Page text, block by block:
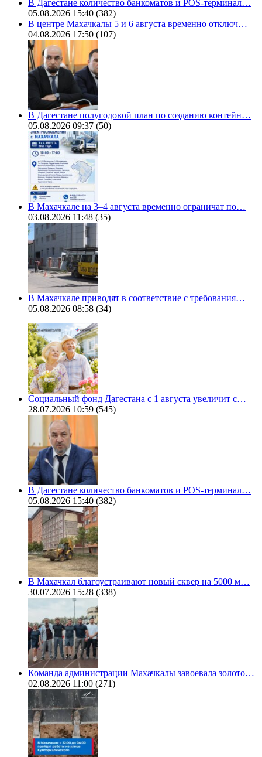
В Дагестане количество банкоматов и POS-терминал…
05.08.2026 15:40 (382)
В центре Махачкалы 5 и 6 августа временно отключ…
04.08.2026 17:50 (107)
В Дагестане полугодовой план по созданию контейн…
05.08.2026 09:37 (50)
В Махачкале на 3–4 августа временно ограничат по…
03.08.2026 11:48 (35)
В Махачкале приводят в соответствие с требования…
05.08.2026 08:58 (34)
Социальный фонд Дагестана с 1 августа увеличит с…
28.07.2026 10:59 (545)
В Дагестане количество банкоматов и POS-терминал…
05.08.2026 15:40 (382)
В Махачкал благоустраивают новый сквер на 5000 м…
30.07.2026 15:28 (338)
Команда администрации Махачкалы завоевала золото…
02.08.2026 11:00 (271)